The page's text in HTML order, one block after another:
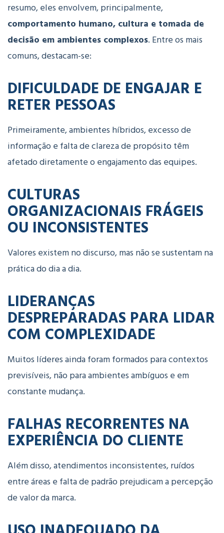
resumo, eles envolvem, principalmente,
comportamento humano, cultura e tomada de
decisão em ambientes complexos. Entre os mais
comuns, destacam-se:
DIFICULDADE DE ENGAJAR E
RETER PESSOAS
Primeiramente, ambientes híbridos, excesso de
informação e falta de clareza de propósito têm
afetado diretamente o engajamento das equipes.
CULTURAS
ORGANIZACIONAIS FRÁGEIS
OU INCONSISTENTES
Valores existem no discurso, mas não se sustentam na
prática do dia a dia.
LIDERANÇAS
DESPREPARADAS PARA LIDAR
COM COMPLEXIDADE
Muitos líderes ainda foram formados para contextos
previsíveis, não para ambientes ambíguos e em
constante mudança.
FALHAS RECORRENTES NA
EXPERIÊNCIA DO CLIENTE
Além disso, atendimentos inconsistentes, ruídos
entre áreas e falta de padrão prejudicam a percepção
de valor da marca.